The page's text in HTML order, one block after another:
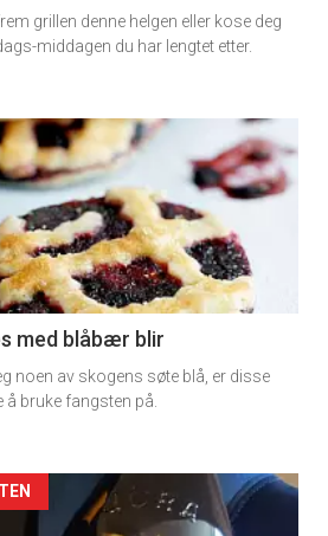
grillen denne helgen eller kose deg
middagen du har lengtet etter.
med blåbær blir
noen av skogens søte blå, er disse
bruke fangsten på.